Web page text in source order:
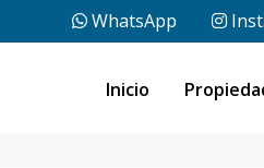
WhatsApp
Inicio